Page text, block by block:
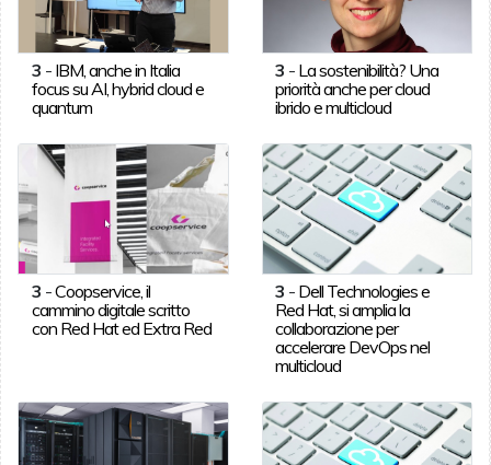
3 - IBM, anche in Italia
focus su AI, hybrid cloud e
quantum
3 - La sostenibilità? Una
priorità anche per cloud
ibrido e multicloud
3 -Coopservice, il
cammino digitale scritto
con Red Hat ed Extra Red
3 - Dell Technologies e
Red Hat, si amplia la
collaborazione per
accelerare DevOps nel
multicloud